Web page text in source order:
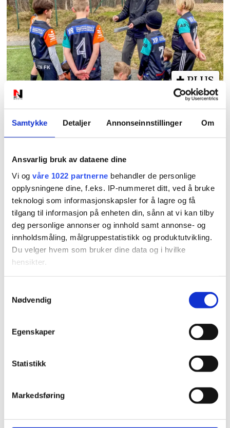
Samtykke Detaljer Annonseinnstillinger Om
Ansvarlig bruk av dataene dine
Vi og våre 1022 partnerne behandler de personlige
opplysningene dine, f.eks. IP-nummeret ditt, ved å bruke
teknologi som informasjonskapsler for å lagre og få
tilgang til informasjon på enheten din, sånn at vi kan tilby
deg personlige annonser og innhold samt annonse- og
innholdsmåling, målgruppestatistikk og produktutvikling.
Du velger hvem som bruker dine data og i hvilke
hensikter.
Innhente informasjon om den geografiske
Identifisere enheten din ved å aktivt skanne den for
Undermer info
kan du lese om hvordan dine personlige
brukes. Du kan hele tiden endre eller trekke tilbake ditt
samtykke fra erklæringen om informasjonskapsler.
Vi bruker informasjonskapsler for å gi innhold og
Nødvendig
Egenskaper
Statistikk
Markedsføring
PLUS
NFF advarer etter Høllen
FK-boikotten: Kan miste
plassen i serien
Det er ikke bare burgerne
som får oppmerksomhet:
– Er jo ganske søt da